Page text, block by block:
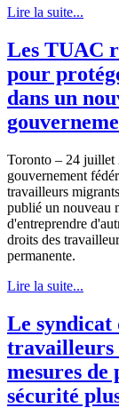
Lire la suite...
Les TUAC
pour
dans un
Toronto – 24 juillet
gouvernement
travailleurs
publié un nouveau
d'entreprendre
droits des
permanente.
Lire la suite...
Le syndicat
travailleurs
mesures de
sécurité